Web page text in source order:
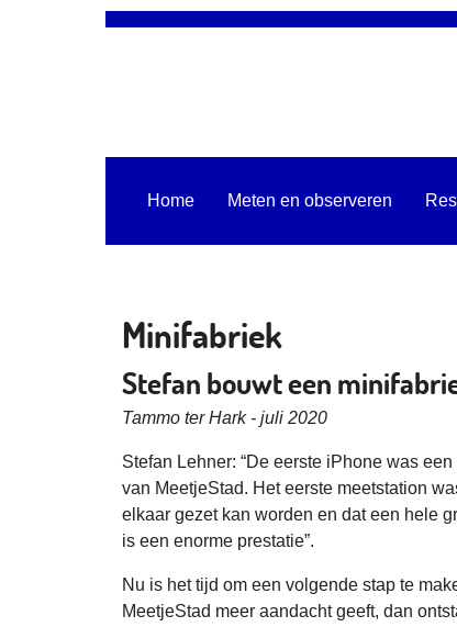
Home Meten en observeren
Minifabriek
Stefan bouwt een
Tammo ter Hark - juli 2020
Stefan Lehner: “De eerste iPhone was
van MeetjeStad. Het eerste meetstation
elkaar gezet kan worden en dat een hele
is een enorme prestatie”.
Nu is het tijd om een volgende stap te
MeetjeStad meer aandacht geeft, dan